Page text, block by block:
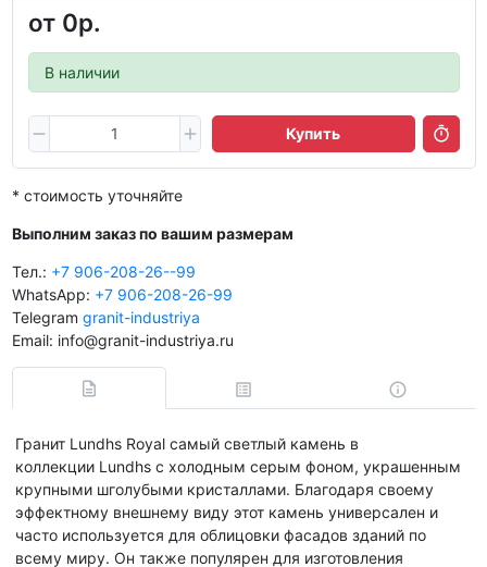
от 0р.
В наличии
Купить
* стоимость уточняйте
Выполним заказ по вашим размерам
Тел.: +7 906-208-26--99
WhatsApp: +7 906-208-26-99
Telegram granit-industriya
Email: info@granit-industriya.ru
Гранит Lundhs Royal самый светлый камень в
коллекции Lundhs с холодным серым фоном, украшенным
крупными шголубыми кристаллами. Благодаря своему
эффектному внешнему виду этот камень универсален и
часто используется для облицовки фасадов зданий по
всему миру. Он также популярен для изготовления